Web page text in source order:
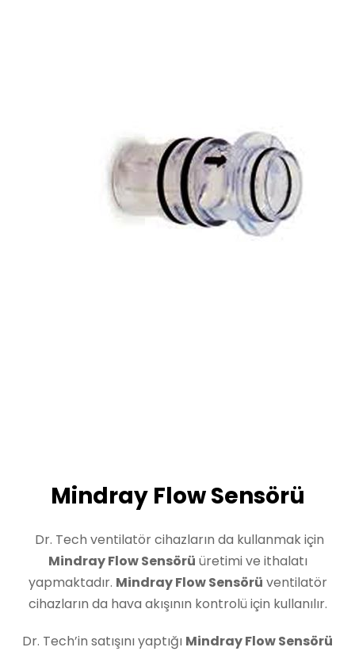
Mindray Flow Sensörü
Dr. Tech ventilatör cihazların da kullanmak için
Mindray Flow Sensörü üretimi ve ithalatı
yapmaktadır. Mindray Flow Sensörü ventilatör
cihazların da hava akışının kontrolü için kullanılır.
Dr. Tech’in satışını yaptığı Mindray Flow Sensörü